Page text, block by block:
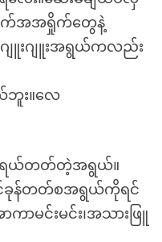
ာက်အအရှိုက်တွေနဲ့
ျူးဂျူးအရွယ်ကလည်း
း။လေ
ယ်တတ်တဲ့အရွယ်။
ခုန်တတ်စအရွယ်ကိုရင်
ာမင်းမင်း၊အသားဖြူ